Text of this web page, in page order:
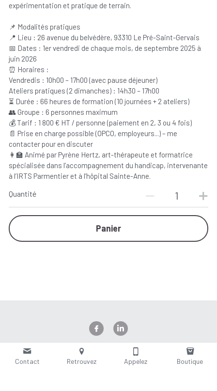
expérimentation et pratique de terrain.
📌 Modalités pratiques
📍 Lieu : 26 avenue du belvédère, 93310 Le Pré-Saint-Gervais
📅 Dates : 1er vendredi de chaque mois, de septembre 2025 à
juin 2026
⏰ Horaires :
Vendredis : 10h00 – 17h00 (avec pause déjeuner)
Ateliers pratiques (2 dimanches) : 14h30 – 17h00
⏳ Durée : 66 heures de formation (10 journées + 2 ateliers)
👥 Groupe : 6 personnes maximum
💰 Tarif : 1 800 € HT / personne (paiement en 2, 3 ou 4 fois)
📄 Prise en charge possible (OPCO, employeurs...) – me
contacter pour en discuter
👩‍🏫 Animé par Pyrène Hertz, art-thérapeute et formatrice
spécialisée dans l’accompagnement du handicap, intervenante
à l’IRTS Parmentier et à l’hôpital Sainte-Anne.
Quantité
Panier
Contact Retrouvez Appelez Boutique